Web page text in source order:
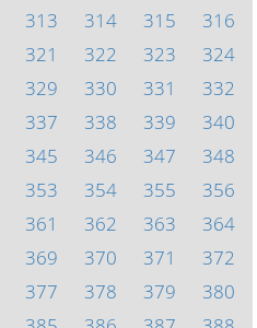
313 314 315
316
321 322 323
324
329 330 331
332
337 338 339
340
345 346 347
348
353 354 355
356
361 362 363
364
369 370 371
372
377 378 379
380